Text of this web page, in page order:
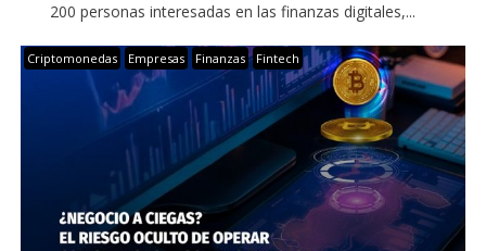
200 personas interesadas en las finanzas digitales,...
Criptomonedas Empresas Finanzas Fintech